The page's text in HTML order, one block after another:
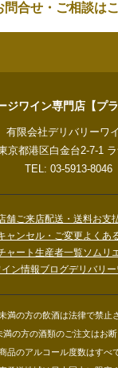
問合せ・ご相談は
ジワイン専門店【プラ
有限会社デリバリーワ
京都港区白金台2-7-1
TEL: 03-5913-8046
舗ご来店配送・送料お支
ャンセル・ご変更よくあ
ャート 生産者一覧ソムリ
イン情報ブログデリバリ
満の方の飲酒は法律で禁止
満の方の酒類のご注文はお
品のアルコール度数はすべ